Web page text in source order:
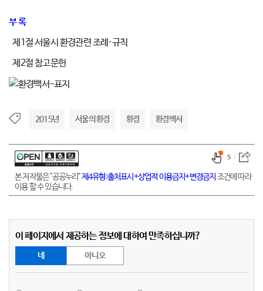
부 록
제1절 서울시 환경관련 조례·규칙
제2절 참고문헌
2015년 서울의 환경 환경 환경백서
본 저작물은 "공공누리"제4유형:출처표시+상업적 이용금지+변경금지 조건에 따라
이용 할 수 있습니다.
5
이 페이지에서 제공하는 정보에 대하여 만족하십니까?
네 아니오